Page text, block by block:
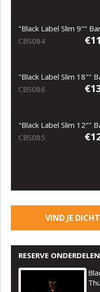
"Black Label Slim 9""
CBS084
"Black Label Slim 18""
CBS086
"Black Label Slim 12""
CBS085
VIND JE
RESERVE